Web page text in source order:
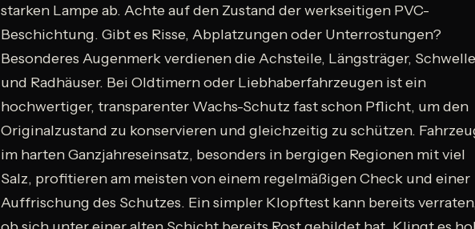
starken Lampe ab. Achte auf den Zustand der werkseitigen PVC-
Beschichtung. Gibt es Risse, Abplatzungen oder Unterrostungen?
Besonderes Augenmerk verdienen die Achsteile, Längsträger,
und Radhäuser. Bei Oldtimern oder Liebhaberfahrzeugen ist ein
hochwertiger, transparenter Wachs-Schutz fast schon Pflicht, um den
Originalzustand zu konservieren und gleichzeitig zu schützen.
im harten Ganzjahreseinsatz, besonders in bergigen Regionen mit viel
Salz, profitieren am meisten von einem regelmäßigen Check und einer
Auffrischung des Schutzes. Ein simpler Klopftest kann bereits